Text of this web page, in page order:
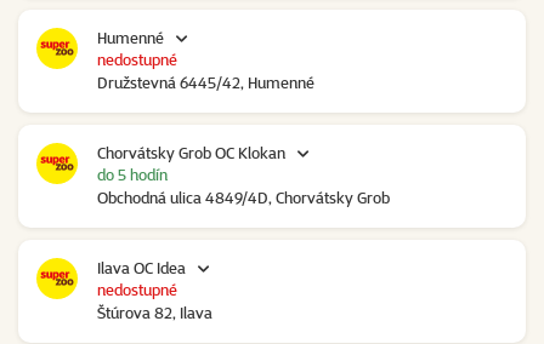
Humenné
Družstevná 6445/42, Humenné
nedostupné
Chorvátsky Grob OC Klokan
Obchodná ulica 4849/4D, Chorvátsky Grob
do 5 hodín
Ilava OC Idea
Štúrova 82, Ilava
nedostupné